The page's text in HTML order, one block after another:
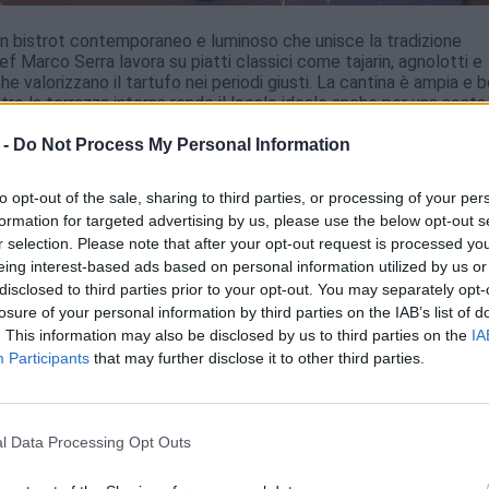
- Do Not Process My Personal Information
opt-out of the sale, sharing to third parties, or processing of your
for targeted advertising by us, please use the below opt-out
selection. Please note that after your opt-out request is processed
interest-based ads based on personal information utilized by us
to third parties prior to your opt-out. You may separately
of your personal information by third parties on the IAB’s list of
This information may also be disclosed by us to third parties on the
Participants that may further disclose it to other third parties.
Data Processing Opt Outs
bistrot contemporaneo e luminoso che unisce la tradizione
Marco Serra lavora su piatti classici come tajarin, agnolotti e
valorizzano il tartufo nei periodi giusti. La cantina è ampia e
la terrazza interna rende il locale ideale anche per una sosta
di San Lorenzo, il Museo civico Federico Eusebio e